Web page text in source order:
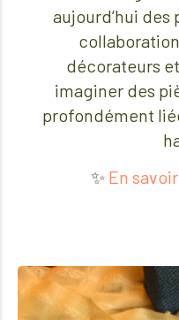
aujourd’hui
décorateurs
imaginer des
profondément
✨ En